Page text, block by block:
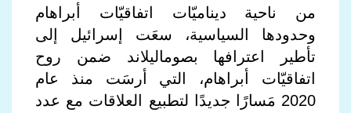
من ناحية ديناميّات اتفاقيّات أبراهام
وحدودها السياسية، سعَت إسرائيل إلى
تأطير اعترافها بصوماليلاند ضمن روح
اتفاقيّات أبراهام، التي أرسَت منذ عام
2020 مَسارًا جديدًا لتطبيع العلاقات مع عدد